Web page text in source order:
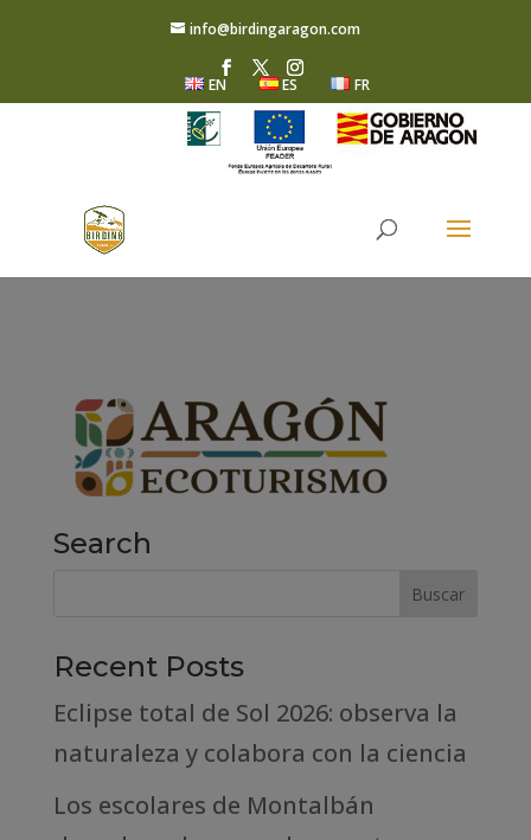
info@birdingaragon.com
EN ES FR
Search
Recent Posts
Eclipse total de Sol 2026: observa la
naturaleza y colabora con la ciencia
Los escolares de Montalbán